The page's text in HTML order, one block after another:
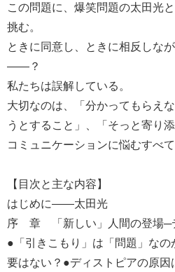
この問題に、爆笑問題の太田光
挑む。
ときに同意し、ときに相反しな
――？
私たちは誤解している。
大切なのは、「分かってもらえ
うとすること」、「そっと寄り
コミュニケーションに悩むすべ
【目次と主な内容】
はじめに――太田光
序 章 「新しい」人間の登場─
●「引きこもり」は「問題」な
要はない？●ディストピアの原因